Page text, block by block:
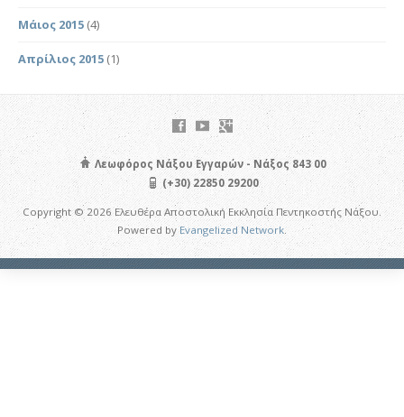
Μάιος 2015 (4)
Απρίλιος 2015 (1)
Λεωφόρος Νάξου Εγγαρών - Νάξος 843 00
(+30) 22850 29200
Copyright © 2026 Ελευθέρα Αποστολική Εκκλησία Πεντηκοστής Νάξου.
Powered byEvangelized Network.